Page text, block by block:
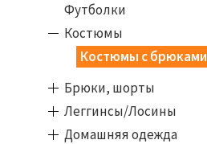
Футболки
Костюмы
Костюмы с брюками
Брюки, шорты
Леггинсы/Лосины
Домашняя одежда